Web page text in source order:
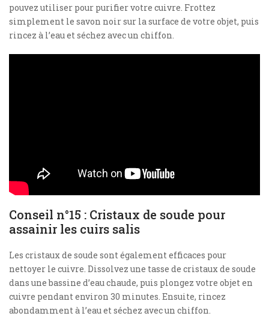
pouvez utiliser pour purifier votre cuivre. Frottez
simplement le savon noir sur la surface de votre objet, puis
rincez à l’eau et séchez avec un chiffon.
Conseil n°15 : Cristaux de soude pour
assainir les cuirs salis
Les cristaux de soude sont également efficaces pour
nettoyer le cuivre. Dissolvez une tasse de cristaux de soude
dans une bassine d’eau chaude, puis plongez votre objet en
cuivre pendant environ 30 minutes. Ensuite, rincez
abondamment à l’eau et séchez avec un chiffon.